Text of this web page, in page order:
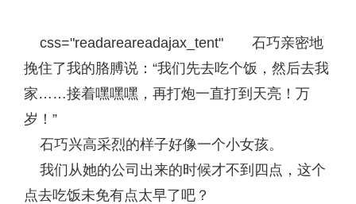
css="readareareadajax_tent" 石巧亲密地
挽住了我的胳膊说：“我们先去吃个饭，然后去我
家……接着嘿嘿嘿，再打炮一直打到天亮！万
岁！”
石巧兴高采烈的样子好像一个小女孩。
我们从她的公司出来的时候才不到四点，这个
点去吃饭未免有点太早了吧？